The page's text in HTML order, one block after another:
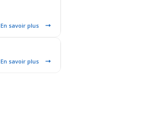
En savoir plus
En savoir plus